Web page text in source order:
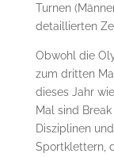
Turnen
detaillierten
Obwohl die
zum dritten
dieses Jahr
Mal sind
Disziplinen
Sportklettern,